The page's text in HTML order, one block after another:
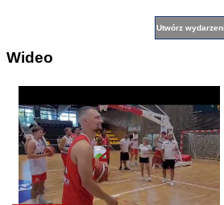
Wideo